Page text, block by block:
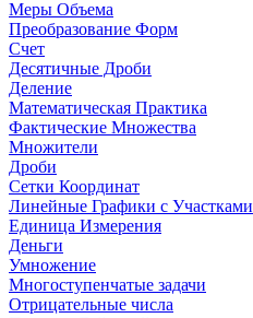
Меры Объема
Преобразование Форм
Счет
Десятичные Дроби
Деление
Математическая Практика
Фактические Множества
Множители
Дроби
Сетки Координат
Линейные Графики с Участками
Единица Измерения
Деньги
Умножение
Многоступенчатые задачи
Отрицательные числа